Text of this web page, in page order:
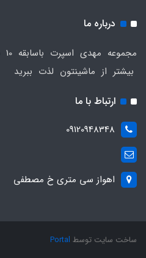
درباره ما
بیشتر از ماشینتون لذت ببرید
ارتباط با ما
09120948348
اهواز سی متری خ مصطفی
ساخت سایت توسط Portal